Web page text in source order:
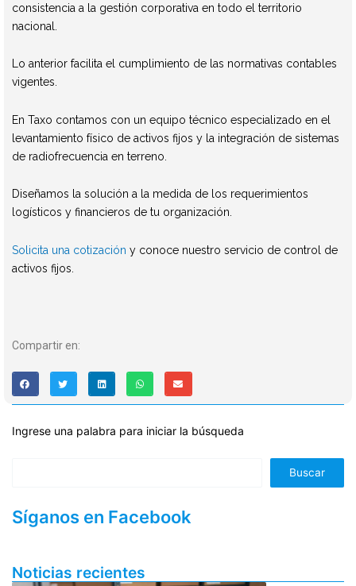
consistencia a la gestión corporativa en todo el territorio
nacional.
Lo anterior facilita el cumplimiento de las normativas contables
vigentes.
En Taxo contamos con un equipo técnico especializado en el
levantamiento físico de activos fijos y la integración de sistemas
de radiofrecuencia en terreno.
Diseñamos la solución a la medida de los requerimientos
logísticos y financieros de tu organización.
Solicita una cotización y conoce nuestro servicio de control de
activos fijos.
Compartir en:
Ingrese una palabra para iniciar la búsqueda
Buscar
Síganos en Facebook
Noticias recientes